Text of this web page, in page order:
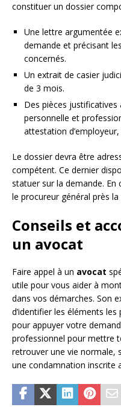
constituer un dossier
Une lettre argumentée
demande et précisant
concernés.
Un extrait de casier
de 3 mois.
Des pièces
personnelle et
attestation
Le dossier devra être
compétent. Ce dernier
statuer sur la demande. En
le procureur général près la
Conseils et
un avocat
Faire appel à un avocat
utile pour vous aider à
dans vos démarches. Son
d’identifier les éléments
pour appuyer votre
professionnel pour mettre
retrouver une vie normale,
une condamnation inscrite